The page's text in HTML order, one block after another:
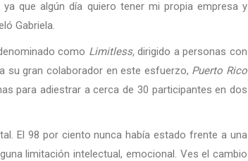
que algún día quiero tener mi propia empresa y
Gabriela.
como Limitless,dirigido a personas con
su gran colaborador en este esfuerzo, Puerto Rico
para adiestrar a cerca de 30 participantes en dos
El 98 por ciento nunca había estado frente a una
limitación intelectual, emocional. Ves el cambio